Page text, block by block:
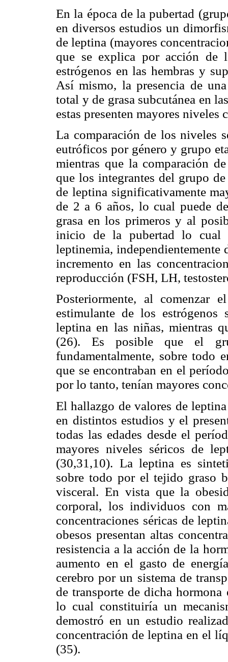
En la época de la pubertad
en diversos estudios un
de leptina (mayores
que se explica por acción de
estrógenos en las hembras y
Así mismo, la presencia de
total y de grasa subcutánea en
estas presenten mayores
La comparación de los niveles
eutróficos por género y grupo
mientras que la comparación
que los integrantes del grupo
de leptina significativamente
de 2 a 6 años, lo cual puede
grasa en los primeros y al
inicio de la pubertad lo cual
leptinemia, independientemente
incremento en las
reproducción (FSH, LH,
Posteriormente, al comenzar
estimulante de los estrógenos
leptina en las niñas, mientras
(26). Es posible que el
fundamentalmente, sobre todo
que se encontraban en el
por lo tanto, tenían mayores
El hallazgo de valores de
en distintos estudios y el
todas las edades desde el
mayores niveles séricos de
(30,31,10). La leptina es
sobre todo por el tejido graso
visceral. En vista que la
corporal, los individuos con
concentraciones séricas de
obesos presentan altas
resistencia a la acción de la
aumento en el gasto de
cerebro por un sistema de
de transporte de dicha
lo cual constituiría un
demostró en un estudio
concentración de leptina en el
(35).